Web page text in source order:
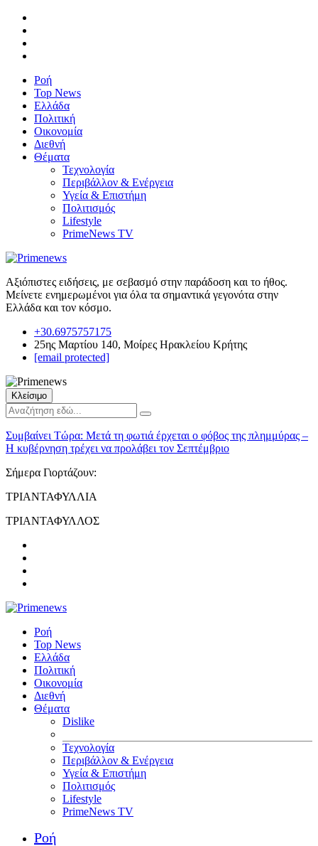
Ροή
Top News
Ελλάδα
Πολιτική
Οικονομία
Διεθνή
Θέματα
Τεχνολογία
Περιβάλλον & Ενέργεια
Υγεία & Επιστήμη
Πολιτισμός
Lifestyle
PrimeNews TV
Αξιόπιστες ειδήσεις, με σεβασμό στην παράδοση και το ήθος.
Μείνετε ενημερωμένοι για όλα τα σημαντικά γεγονότα στην
Ελλάδα και τον κόσμο.
+30.6975757175
25ης Μαρτίου 140, Μοίρες Ηρακλείου Κρήτης
[email protected]
Κλείσιμο
Συμβαίνει Τώρα: Μετά τη φωτιά έρχεται ο φόβος της πλημμύρας –
Η κυβέρνηση τρέχει να προλάβει τον Σεπτέμβριο
Σήμερα Γιορτάζουν:
ΤΡΙΑΝΤΑΦΥΛΛΙΑ
ΤΡΙΑΝΤΑΦΥΛΛΟΣ
Ροή
Top News
Ελλάδα
Πολιτική
Οικονομία
Διεθνή
Θέματα
Dislike
Τεχνολογία
Περιβάλλον & Ενέργεια
Υγεία & Επιστήμη
Πολιτισμός
Lifestyle
PrimeNews TV
Ροή